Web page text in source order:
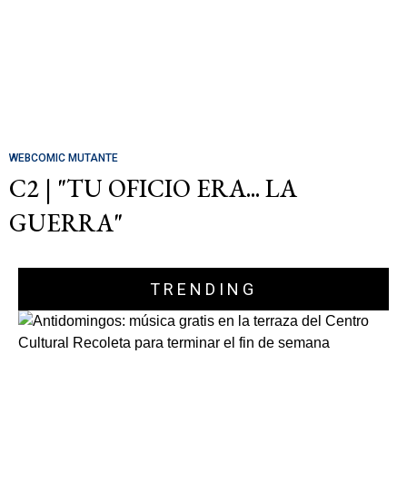
WEBCOMIC MUTANTE
C2 | "TU OFICIO ERA... LA
GUERRA"
TRENDING